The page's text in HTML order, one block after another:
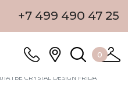
+7 499 490 47 25
0
CRYSTAL DESIGN FRIDA